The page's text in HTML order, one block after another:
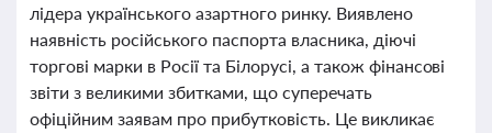
лідера українського азартного ринку. Виявлено
наявність російського паспорта власника, діючі
торгові марки в Росії та Білорусі, а також фінансові
звіти з великими збитками, що суперечать
офіційним заявам про прибутковість. Це викликає